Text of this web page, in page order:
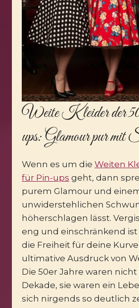
Weite Kleider der
ups: Glamour pur mit
Wenn es um die Weiten
für Pin-ups geht, dann
purem Glamour und
unwiderstehlichen
höherschlagen lässt.
eng und einschränkend
die Freiheit für deine
ultimative Ausdruck von
Die 50er Jahre waren
Dekade, sie waren ein
sich nirgends so deutlich